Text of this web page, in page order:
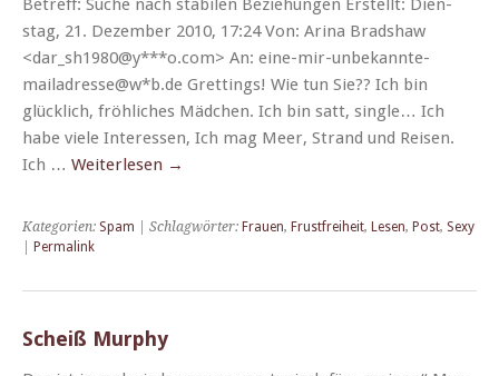
stag, 21. Dezem­ber 2010, 17:24 Von: Ari­na Brad­shaw
<dar_sh1980@y***o.com> An: eine-mir-unbekan­nte-
mailadresse@w*b.de Gret­tings! Wie tun Sie?? Ich bin
glück­lich, fröh­lich­es Mäd­chen. Ich bin satt, sin­gle… Ich
habe viele Inter­essen, Ich mag Meer, Strand und Reisen.
Ich … Weit­er­lesen →
Kategorien: Spam | Schlagwörter: Frauen, Frustfreiheit, Lesen, Post, Sexy
Permalink
Scheiß Murphy